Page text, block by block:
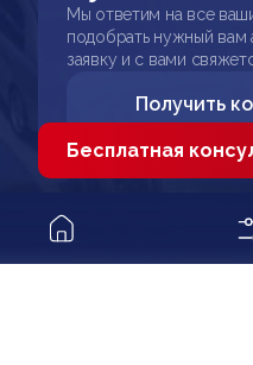
Мы ответим на все
подобрать нужный вам
заявку и с вами
Получить
Бесплатная